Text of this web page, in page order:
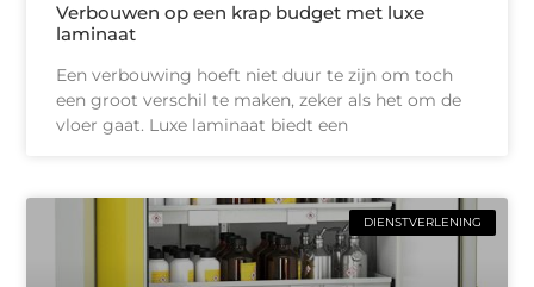
Verbouwen op een krap budget met luxe
laminaat
Een verbouwing hoeft niet duur te zijn om toch
een groot verschil te maken, zeker als het om de
vloer gaat. Luxe laminaat biedt een
DIENSTVERLENING